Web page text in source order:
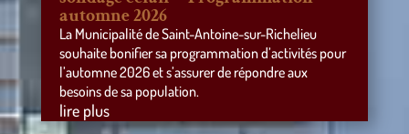
automne 2026
La Municipalité de Saint-Antoine-sur-Richelieu
souhaite bonifier sa programmation d’activités pour
l’automne 2026 et s’assurer de répondre aux
besoins de sa population.
lire plus